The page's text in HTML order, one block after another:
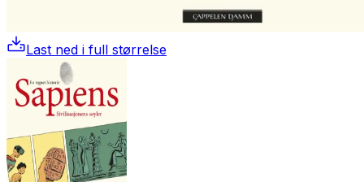
Last ned i full størrelse